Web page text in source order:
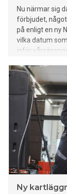
Nu närmar sig
förbjudet,
på enligt en ny
vilka datum
inför
svarar endast
sex av tio
procent anger
ej”. De som
18–29 år som
procent anger
förbjudet att
- 30
vinterväglag. –
tänka till för
Överväg att
du inte bryter
Ny